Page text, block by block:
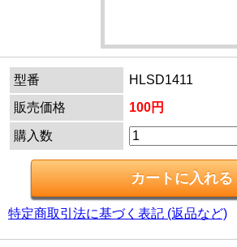
型番
HLSD1411
販売価格
100円
購入数
特定商取引法に基づく表記 (返品など)